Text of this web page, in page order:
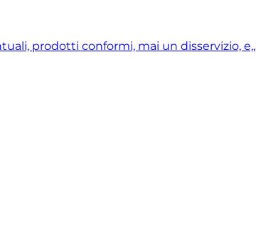
prodotti conformi, mai un disservizio,